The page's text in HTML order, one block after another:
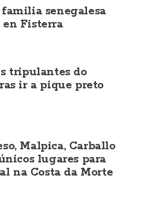
senegalesa
en Fisterra
tripulantes do
ir a pique preto
Malpica, Carballo
lugares para
na Costa da Morte